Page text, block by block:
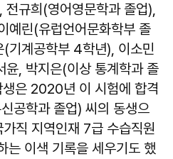
규희(영어영문학과 졸업),
예린(유럽언어문화학부 졸
기계공학부 4학년), 이소민
, 박지은(이상 통계학과 졸
은 2020년 이 시험에 합격
공학과 졸업) 씨의 동생으
직 지역인재 7급 수습직원
는 이색 기록을 세우기도 했